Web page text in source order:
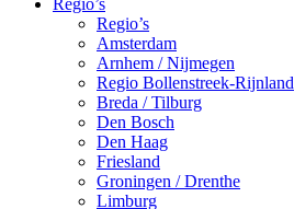
Regio’s
Regio’s
Amsterdam
Arnhem / Nijmegen
Regio Bollenstreek-Rijnland
Breda / Tilburg
Den Bosch
Den Haag
Friesland
Groningen / Drenthe
Limburg